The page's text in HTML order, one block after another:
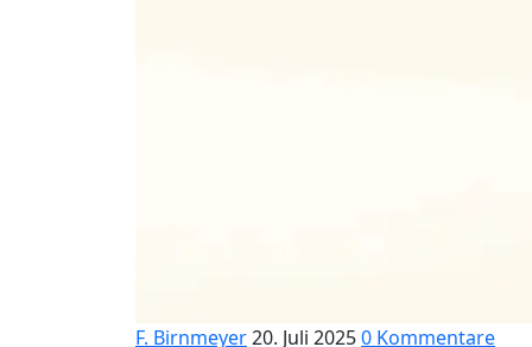
F. Birnmeyer20. Juli 20250 Kommentare